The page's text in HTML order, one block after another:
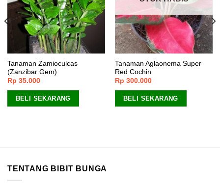
Tanaman Zamioculcas
(Zanzibar Gem)
Rp 35.000
BELI SEKARANG
Tanaman Aglaonema Super
Red Cochin
Rp 300.000
BELI SEKARANG
TENTANG BIBIT BUNGA